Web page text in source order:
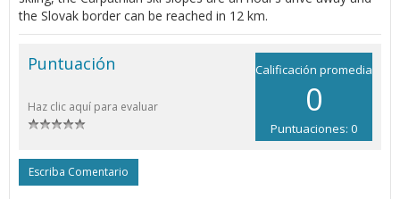
the Slovak border can be reached in 12 km.
Calificación promedia
0
Puntuaciones: 0
Puntuación
Haz clic aquí para evaluar
Escriba Comentario